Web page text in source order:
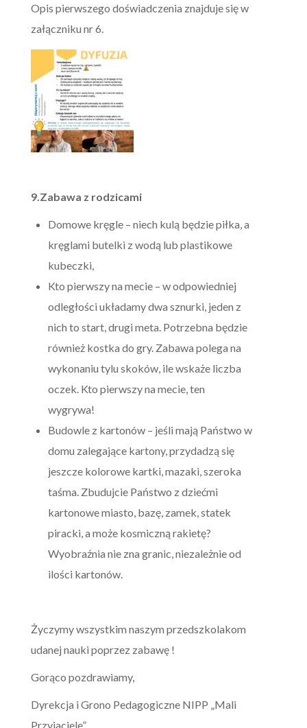
Opis pierwszego doświadczenia znajduje się w
załączniku nr 6.
9.Zabawa z rodzicami
Domowe kręgle – niech kulą będzie piłka, a
kręglami butelki z wodą lub plastikowe
kubeczki,
Kto pierwszy na mecie – w odpowiedniej
odległości układamy dwa sznurki, jeden z
nich to start, drugi meta. Potrzebna będzie
również kostka do gry. Zabawa polega na
wykonaniu tylu skoków, ile wskaże liczba
oczek. Kto pierwszy na mecie, ten
wygrywa!
Budowle z kartonów – jeśli mają Państwo w
domu zalegające kartony, przydadzą się
jeszcze kolorowe kartki, mazaki, szeroka
taśma. Zbudujcie Państwo z dziećmi
kartonowe miasto, bazę, zamek, statek
piracki, a może kosmiczną rakietę?
Wyobraźnia nie zna granic, niezależnie od
ilości kartonów.
Życzymy wszystkim naszym przedszkolakom
udanej nauki poprzez zabawę !
Gorąco pozdrawiamy,
Dyrekcja i Grono Pedagogiczne NIPP „Mali
Przyjaciele”